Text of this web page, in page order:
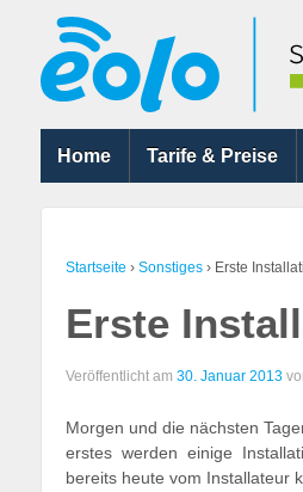
Home Tarife & Preise
Startseite › Sonstiges › Erste
Erste
Veröffentlicht am 30. Januar 2013
Morgen und die nächsten
erstes werden einige
bereits heute vom Installateur